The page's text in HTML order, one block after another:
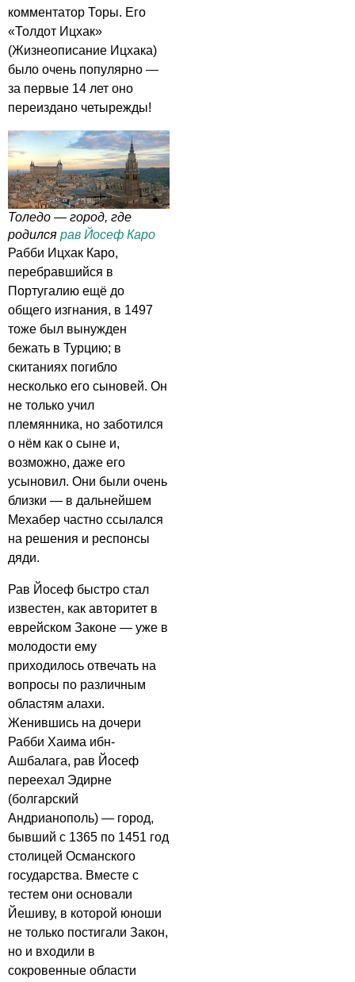
комментатор Торы. Его
«Толдот Ицхак»
(Жизнеописание Ицхака)
было очень популярно —
за первые 14 лет оно
переиздано четырежды!
Толедо — город, где
родился рав Йосеф Каро
Рабби Ицхак Каро,
перебравшийся в
Португалию ещё до
общего изгнания, в 1497
тоже был вынужден
бежать в Турцию; в
скитаниях погибло
несколько его сыновей. Он
не только учил
племянника, но заботился
о нём как о сыне и,
возможно, даже его
усыновил. Они были очень
близки — в дальнейшем
Мехабер частно ссылался
на решения и респонсы
дяди.
Рав Йосеф быстро стал
известен, как авторитет в
еврейском Законе — уже в
молодости ему
приходилось отвечать на
вопросы по различным
областям алахи.
Женившись на дочери
Рабби Хаима ибн-
Ашбалага, рав Йосеф
переехал Эдирне
(болгарский
Андрианополь) — город,
бывший с 1365 по 1451 год
столицей Османского
государства. Вместе с
тестем они основали
Йешиву, в которой юноши
не только постигали Закон,
но и входили в
сокровенные области